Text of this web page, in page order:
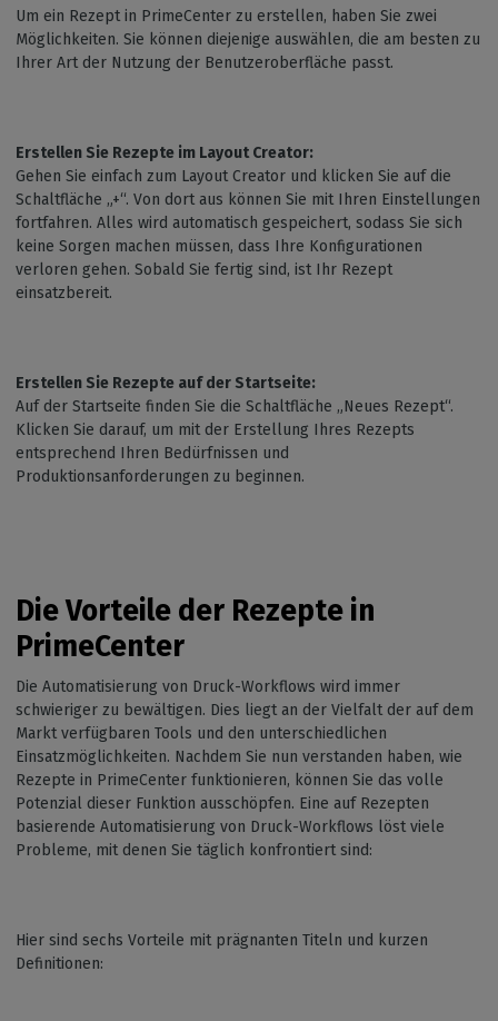
Um ein Rezept in PrimeCenter zu erstellen, haben Sie zwei
Möglichkeiten. Sie können diejenige auswählen, die am besten zu
Ihrer Art der Nutzung der Benutzeroberfläche passt.
Erstellen Sie Rezepte im Layout Creator:
Gehen Sie einfach zum Layout Creator und klicken Sie auf die
Schaltfläche „+“. Von dort aus können Sie mit Ihren Einstellungen
fortfahren. Alles wird automatisch gespeichert, sodass Sie sich
keine Sorgen machen müssen, dass Ihre Konfigurationen
verloren gehen. Sobald Sie fertig sind, ist Ihr Rezept
einsatzbereit.
Erstellen Sie Rezepte auf der Startseite:
Auf der Startseite finden Sie die Schaltfläche „Neues Rezept“.
Klicken Sie darauf, um mit der Erstellung Ihres Rezepts
entsprechend Ihren Bedürfnissen und
Produktionsanforderungen zu beginnen.
Die Vorteile der Rezepte in
PrimeCenter
Die Automatisierung von Druck-Workflows wird immer
schwieriger zu bewältigen. Dies liegt an der Vielfalt der auf dem
Markt verfügbaren Tools und den unterschiedlichen
Einsatzmöglichkeiten. Nachdem Sie nun verstanden haben, wie
Rezepte in PrimeCenter funktionieren, können Sie das volle
Potenzial dieser Funktion ausschöpfen. Eine auf Rezepten
basierende Automatisierung von Druck-Workflows löst viele
Probleme, mit denen Sie täglich konfrontiert sind:
Hier sind sechs Vorteile mit prägnanten Titeln und kurzen
Definitionen: